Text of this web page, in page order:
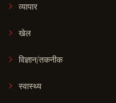
व्यापार
खेल
विज्ञान/तकनीक
स्वास्थ्य